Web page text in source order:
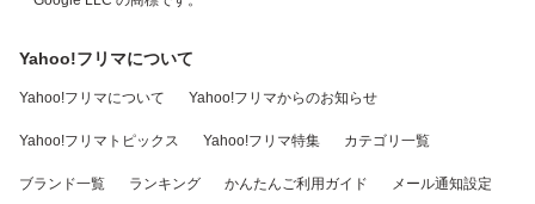
Yahoo!フリマについて
Yahoo!フリマについて Yahoo!フリマからのお知らせ
Yahoo!フリマトピックス Yahoo!フリマ特集 カテゴリ一覧
ブランド一覧 ランキング かんたんご利用ガイド メール通知設定